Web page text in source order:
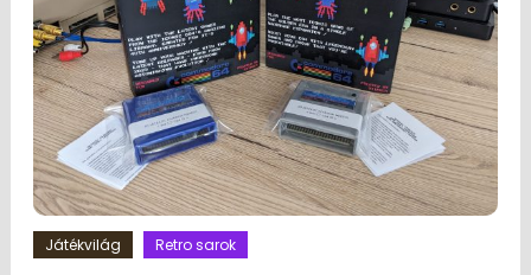
Játékvilág Retro sarok